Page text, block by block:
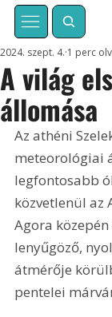
A világ
állomása
2024. szept. 4. 1 perc
Az athéni
meteorológiai
legfontosabb
közvetlenül az
Agora
lenyűgöző,
átmérője
pentelei